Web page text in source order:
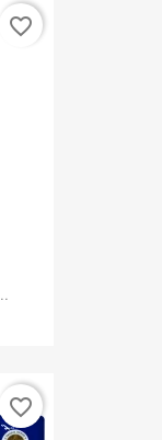
favorite_border
favorite_border